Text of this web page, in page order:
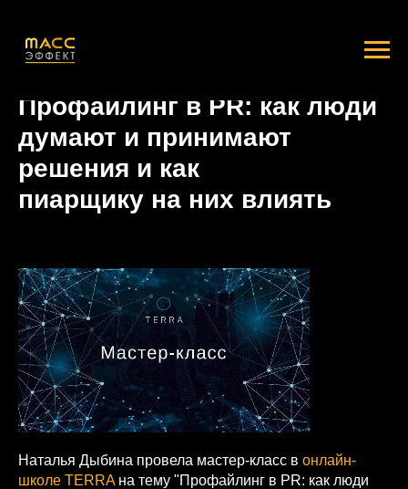
Профайлинг в PR: как люди
думают и принимают
решения и как
пиарщику на них влиять
Наталья Дыбина провела мастер-класс в онлайн-
школе TERRAна тему "Профайлинг в PR: как люди